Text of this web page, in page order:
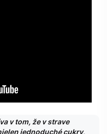
v tom, že v strave
jednoduché cukry,